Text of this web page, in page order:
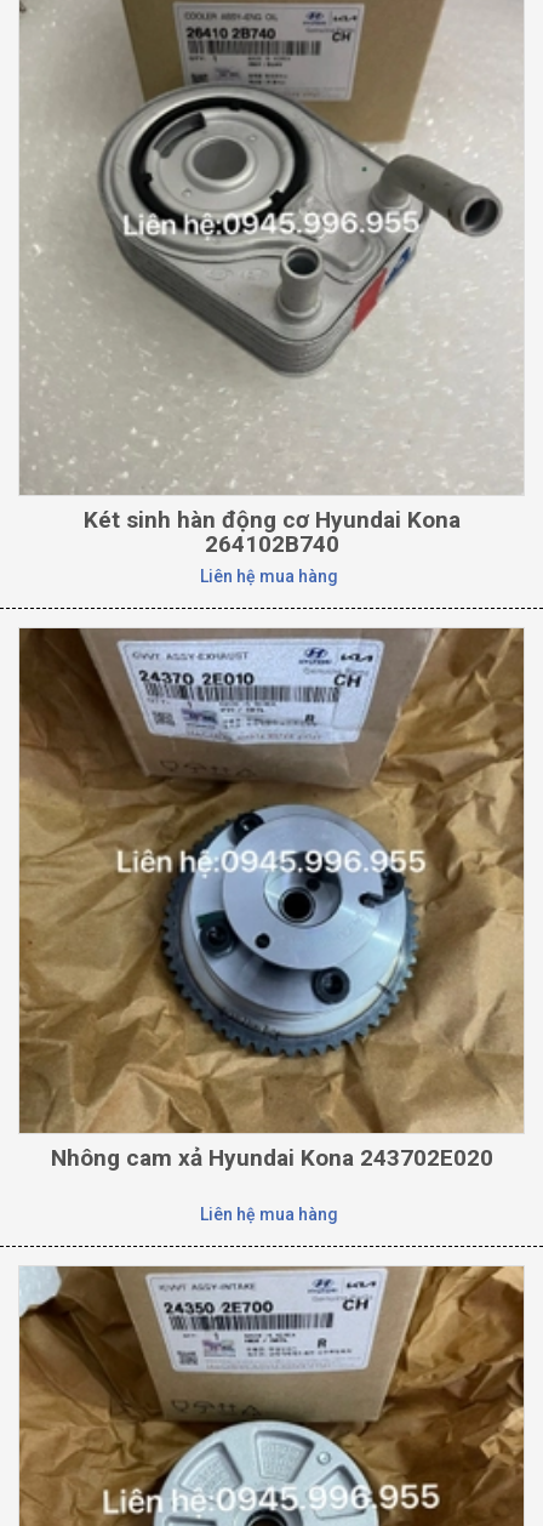
Két sinh hàn động cơ Hyundai Kona
264102B740
Liên hệ mua hàng
Nhông cam xả Hyundai Kona 243702E020
Liên hệ mua hàng